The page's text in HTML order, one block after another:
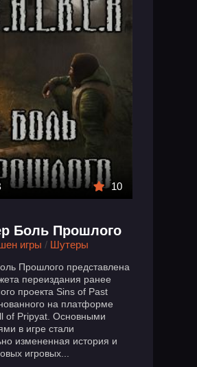
10
Боль Прошлого
игры / Шутеры
Прошлого представлена
переиздания ранее
проекта Sins of Past
на платформе
of Pripyat. Основными
в игре стали
измененная история и
игровых...